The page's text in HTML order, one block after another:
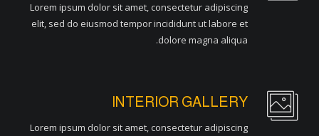
Lorem ipsum dolor sit amet, consectetur adipiscing
elit, sed do eiusmod tempor incididunt ut labore et
dolore magna aliqua.
INTERIOR GALLERY
Lorem ipsum dolor sit amet, consectetur adipiscing